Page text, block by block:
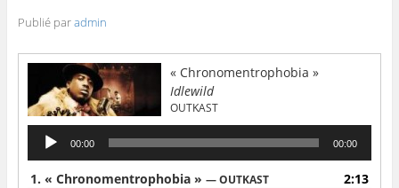
Publié paradmin
« Chronomentrophobia »
Idlewild
OUTKAST
Lecteur
audio
00:00 00:00
1. « Chronomentrophobia » — OUTKAST
2:13